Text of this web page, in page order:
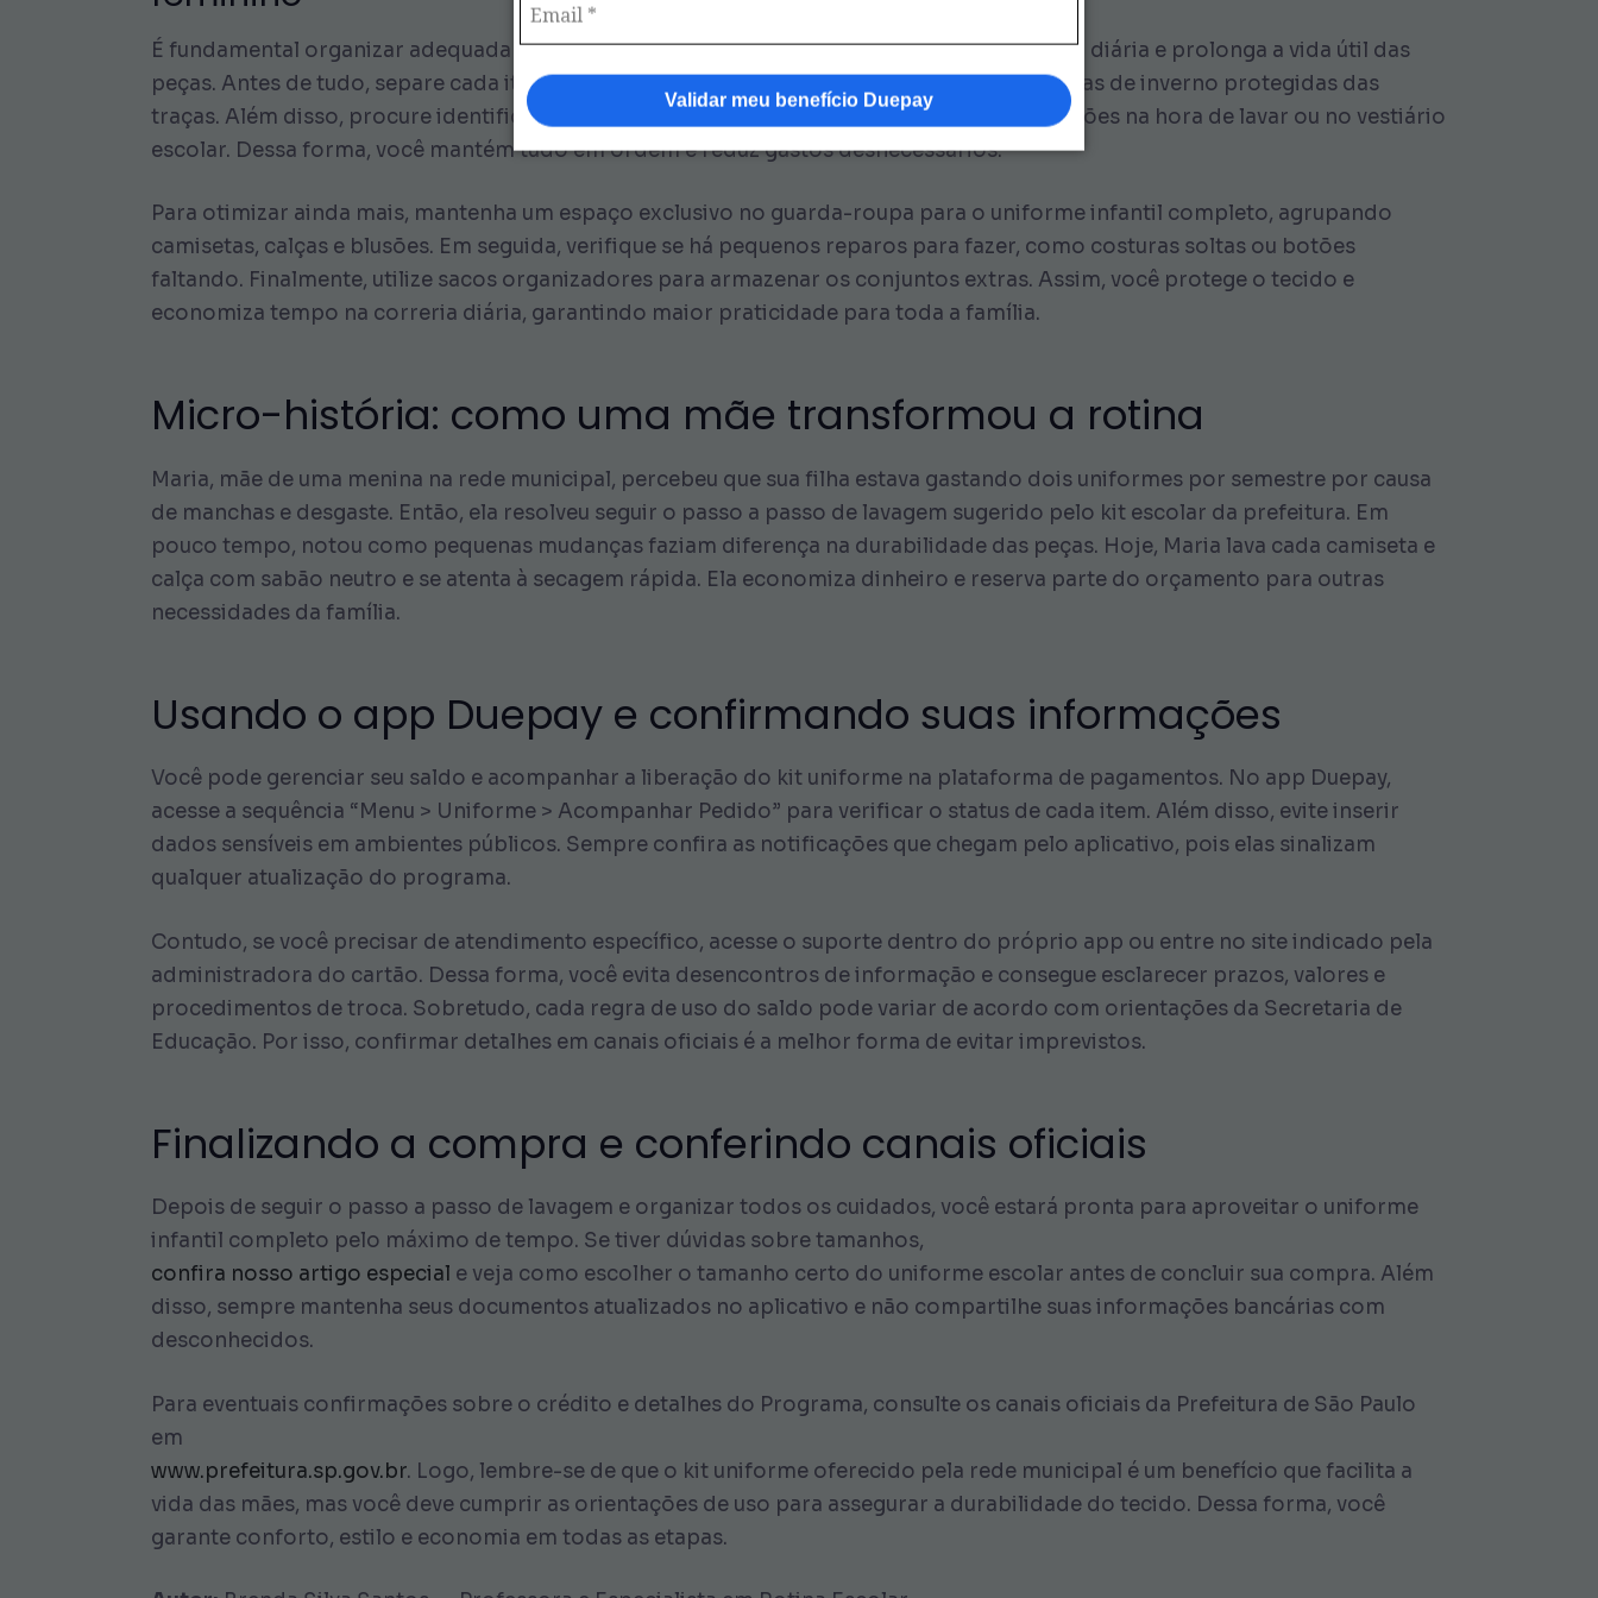
Validar meu benefício Duepay
É fundamental organizar adequadamente seu kit escolar feminino, pois isso facilita a rotina diária e prolonga a vida útil das
peças. Antes de tudo, separe cada item de acordo com a estação do ano, deixando as roupas de inverno protegidas das
traças. Além disso, procure identificar as peças com o nome da estudante, evitando confusões na hora de lavar ou no vestiário
escolar. Dessa forma, você mantém tudo em ordem e reduz gastos desnecessários.
Para otimizar ainda mais, mantenha um espaço exclusivo no guarda-roupa para o uniforme infantil completo, agrupando
camisetas, calças e blusões. Em seguida, verifique se há pequenos reparos para fazer, como costuras soltas ou botões
faltando. Finalmente, utilize sacos organizadores para armazenar os conjuntos extras. Assim, você protege o tecido e
economiza tempo na correria diária, garantindo maior praticidade para toda a família.
Micro-história: como uma mãe transformou a rotina
Maria, mãe de uma menina na rede municipal, percebeu que sua filha estava gastando dois uniformes por semestre por causa
de manchas e desgaste. Então, ela resolveu seguir o passo a passo de lavagem sugerido pelo kit escolar da prefeitura. Em
pouco tempo, notou como pequenas mudanças faziam diferença na durabilidade das peças. Hoje, Maria lava cada camiseta e
calça com sabão neutro e se atenta à secagem rápida. Ela economiza dinheiro e reserva parte do orçamento para outras
necessidades da família.
Usando o app Duepay e confirmando suas informações
Você pode gerenciar seu saldo e acompanhar a liberação do kit uniforme na plataforma de pagamentos. No app Duepay,
acesse a sequência “Menu > Uniforme > Acompanhar Pedido” para verificar o status de cada item. Além disso, evite inserir
dados sensíveis em ambientes públicos. Sempre confira as notificações que chegam pelo aplicativo, pois elas sinalizam
qualquer atualização do programa.
Contudo, se você precisar de atendimento específico, acesse o suporte dentro do próprio app ou entre no site indicado pela
administradora do cartão. Dessa forma, você evita desencontros de informação e consegue esclarecer prazos, valores e
procedimentos de troca. Sobretudo, cada regra de uso do saldo pode variar de acordo com orientações da Secretaria de
Educação. Por isso, confirmar detalhes em canais oficiais é a melhor forma de evitar imprevistos.
Finalizando a compra e conferindo canais oficiais
Depois de seguir o passo a passo de lavagem e organizar todos os cuidados, você estará pronta para aproveitar o uniforme
infantil completo pelo máximo de tempo. Se tiver dúvidas sobre tamanhos,
confira nosso artigo especial e veja como escolher o tamanho certo do uniforme escolar antes de concluir sua compra. Além
disso, sempre mantenha seus documentos atualizados no aplicativo e não compartilhe suas informações bancárias com
desconhecidos.
Para eventuais confirmações sobre o crédito e detalhes do Programa, consulte os canais oficiais da Prefeitura de São Paulo
em
www.prefeitura.sp.gov.br. Logo, lembre-se de que o kit uniforme oferecido pela rede municipal é um benefício que facilita a
vida das mães, mas você deve cumprir as orientações de uso para assegurar a durabilidade do tecido. Dessa forma, você
garante conforto, estilo e economia em todas as etapas.